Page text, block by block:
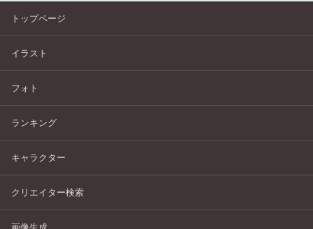
トップページ
イラスト
フォト
ランキング
キャラクター
クリエイター検索